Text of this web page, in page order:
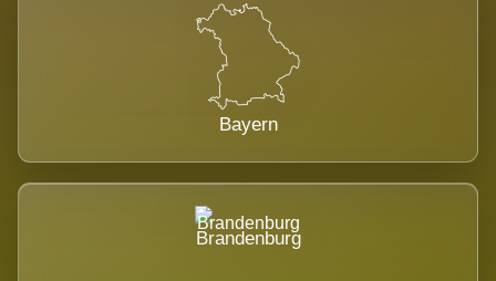
Bayern
Brandenburg